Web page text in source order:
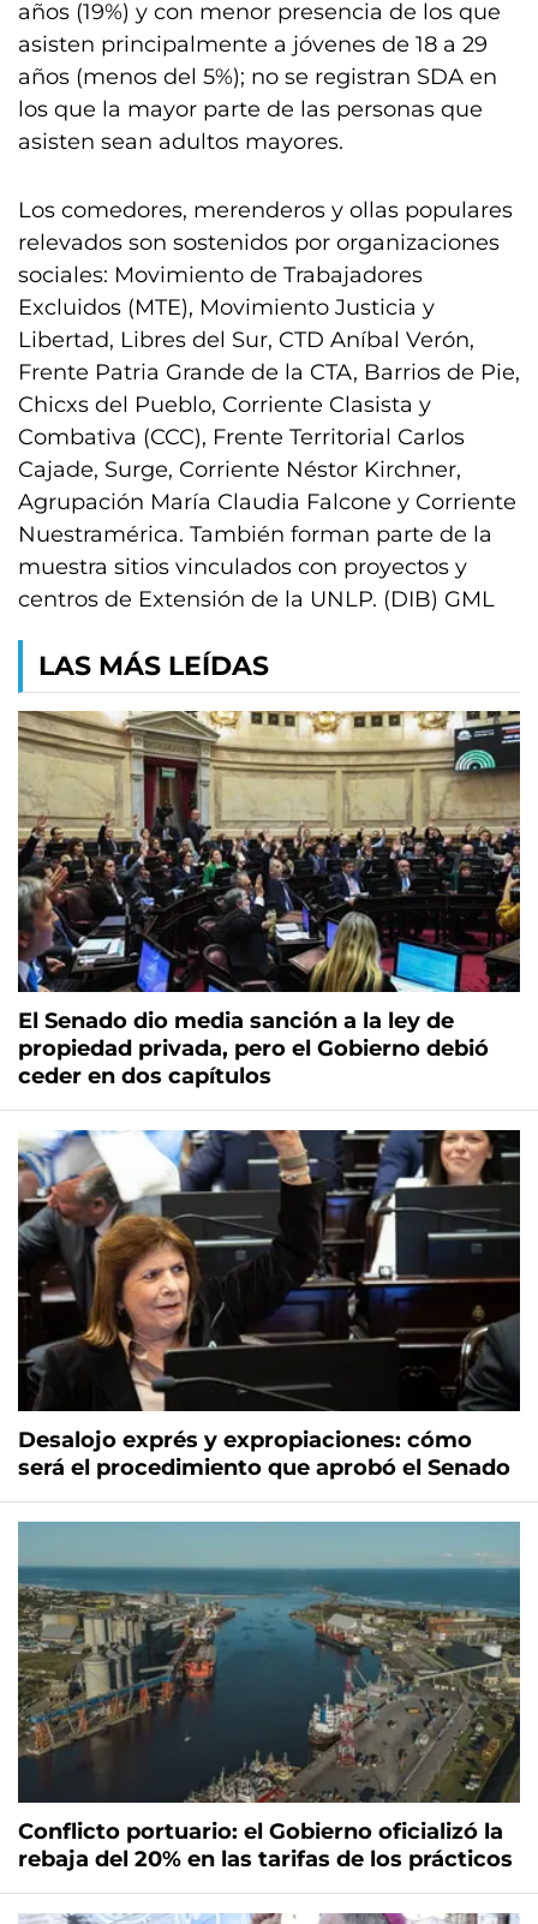
años (19%) y con menor presencia de los que
asisten principalmente a jóvenes de 18 a 29
años (menos del 5%); no se registran SDA en
los que la mayor parte de las personas que
asisten sean adultos mayores.
Los comedores, merenderos y ollas populares
relevados son sostenidos por organizaciones
sociales: Movimiento de Trabajadores
Excluidos (MTE), Movimiento Justicia y
Libertad, Libres del Sur, CTD Aníbal Verón,
Frente Patria Grande de la CTA, Barrios de Pie,
Chicxs del Pueblo, Corriente Clasista y
Combativa (CCC), Frente Territorial Carlos
Cajade, Surge, Corriente Néstor Kirchner,
Agrupación María Claudia Falcone y Corriente
Nuestramérica. También forman parte de la
muestra sitios vinculados con proyectos y
centros de Extensión de la UNLP. (DIB) GML
LAS MÁS LEÍDAS
El Senado dio media sanción a la ley de
propiedad privada, pero el Gobierno debió
ceder en dos capítulos
Desalojo exprés y expropiaciones: cómo
será el procedimiento que aprobó el Senado
Conflicto portuario: el Gobierno oficializó la
rebaja del 20% en las tarifas de los prácticos